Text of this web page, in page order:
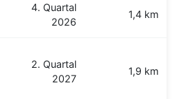
4. Quartal
2026
1,4 km
2. Quartal
2027
1,9 km